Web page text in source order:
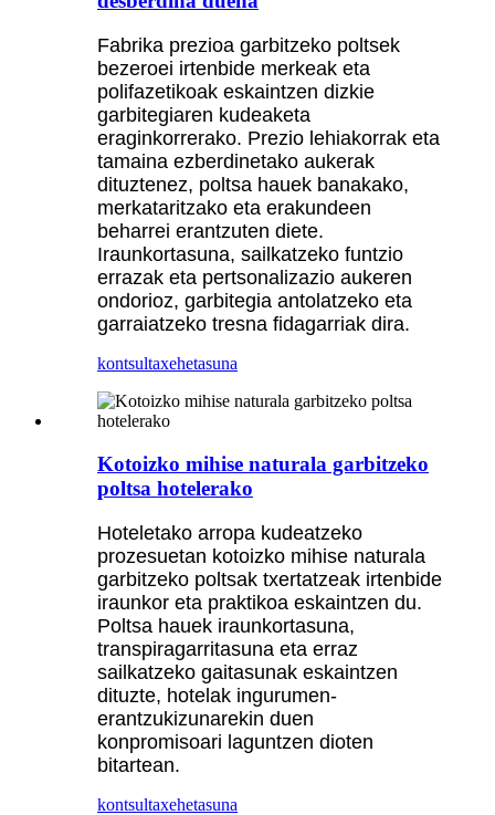
Fabrika prezioa garbitzeko poltsek
bezeroei irtenbide merkeak eta
polifazetikoak eskaintzen dizkie
garbitegiaren kudeaketa
eraginkorrerako. Prezio lehiakorrak eta
tamaina ezberdinetako aukerak
dituztenez, poltsa hauek banakako,
merkataritzako eta erakundeen
beharrei erantzuten diete.
Iraunkortasuna, sailkatzeko funtzio
errazak eta pertsonalizazio aukeren
ondorioz, garbitegia antolatzeko eta
garraiatzeko tresna fidagarriak dira.
kontsultaxehetasuna
Kotoizko mihise naturala garbitzeko
poltsa hotelerako
Hoteletako arropa kudeatzeko
prozesuetan kotoizko mihise naturala
garbitzeko poltsak txertatzeak irtenbide
iraunkor eta praktikoa eskaintzen du.
Poltsa hauek iraunkortasuna,
transpiragarritasuna eta erraz
sailkatzeko gaitasunak eskaintzen
dituzte, hotelak ingurumen-
erantzukizunarekin duen
konpromisoari laguntzen dioten
bitartean.
kontsultaxehetasuna